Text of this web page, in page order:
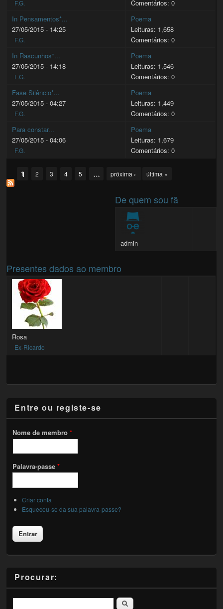
F.G.
Comentários: 0
In Pensamentos*...
27/05/2015 - 14:25
F.G.
Poema
Leituras: 1,658
Comentários: 0
In Rascunhos*...
27/05/2015 - 14:18
F.G.
Poema
Leituras: 1,546
Comentários: 0
Fase Silêncio*...
27/05/2015 - 04:27
F.G.
Poema
Leituras: 1,449
Comentários: 0
Para constar...
27/05/2015 - 04:06
F.G.
Poema
Leituras: 1,679
Comentários: 0
Pages
1 2 3 4 5 … próxima › última »
De quem sou fã
admin
Presentes dados ao membro
Rosa
Ex-Ricardo
Entre ou registe-se
Nome de membro*
Palavra-passe*
Criar conta
Esqueceu-se da sua palavra-passe?
Procurar:
Pesquisar